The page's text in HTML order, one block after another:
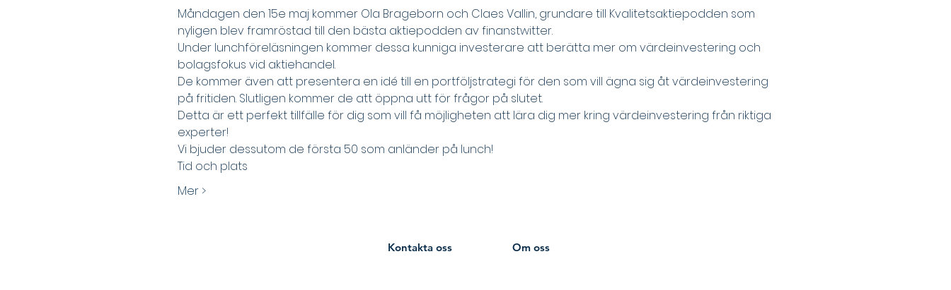
Måndagen den 15e maj kommer Ola Brageborn och Claes Vallin, grundare till Kvalitetsaktiepodden som
nyligen blev framröstad till den bästa aktiepodden av finanstwitter.
Under lunchföreläsningen kommer dessa kunniga investerare att berätta mer om värdeinvestering och
bolagsfokus vid aktiehandel.
De kommer även att presentera en idé till en portföljstrategi för den som vill ägna sig åt värdeinvestering
på fritiden. Slutligen kommer de att öppna utt för frågor på slutet.
Detta är ett perfekt tillfälle för dig som vill få möjligheten att lära dig mer kring värdeinvestering från riktiga
experter!
Vi bjuder dessutom de första 50 som anländer på lunch!
Tid och plats
Mer >
Kontakta oss Om oss